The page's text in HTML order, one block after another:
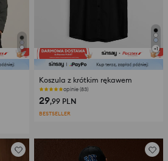
+1
Koszula z krótkim rękawem
opinie (83)
29,99 PLN
BESTSELLER